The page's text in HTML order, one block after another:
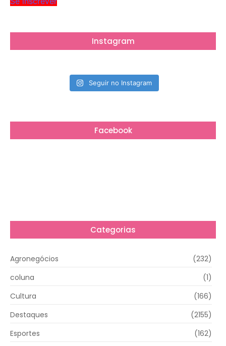
Instagram
Seguir no Instagram
Facebook
Categorias
Agronegócios
(232)
coluna
(1)
Cultura
(166)
Destaques
(2155)
Esportes
(162)